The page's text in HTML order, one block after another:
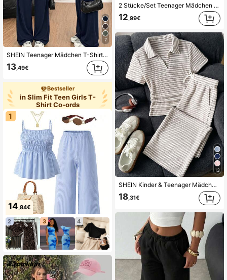
7
SHEIN Teenager Mädchen T-Shirt Set Lässig Minimalistisch Marineblau Quadratischer Ausschnitt Geraffte Taille Kurzarm T-Shirt Lockere Lange Hose Set
13 ,49€
Bestseller
in Slim Fit Teen Girls T-
Shirt Co-ords
1
14 ,84€
2 3 4
2 Stücke/Set Teenager Mädchen Lässig Rosa Blumen Muster Kurzarm Top und Shorts Set, geeignet für Frühling, Sommer, Herbst, Straße, passend für Mädchen, bequem und vielseitig für den täglichen Gebrauch Zuhause, klassisches bequemes 2-teiliges Set, weißes bequemes 2-teiliges Set für Urlaub und täglichen Gebrauch
12 ,99€
13
SHEIN Kinder & Teenager Mädchen V-Ausschnitt Kurzarm T-Shirt und Hose 2-teiliges Co-Ord Set, minimalistisches Collegedesign, lässig und schmeichelhaft für die Schulanfang
18,31€